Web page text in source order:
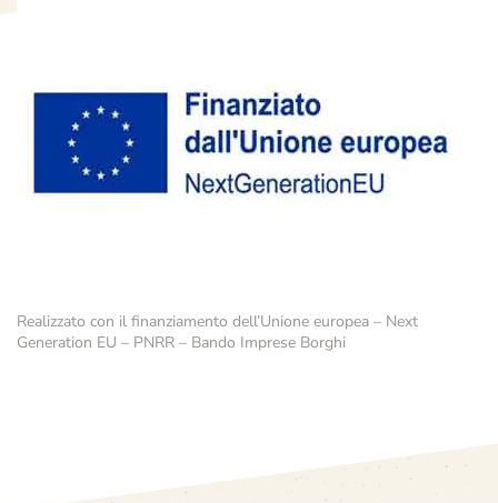
Realizzato con il finanziamento dell’Unione europea – Next
Generation EU – PNRR – Bando Imprese Borghi